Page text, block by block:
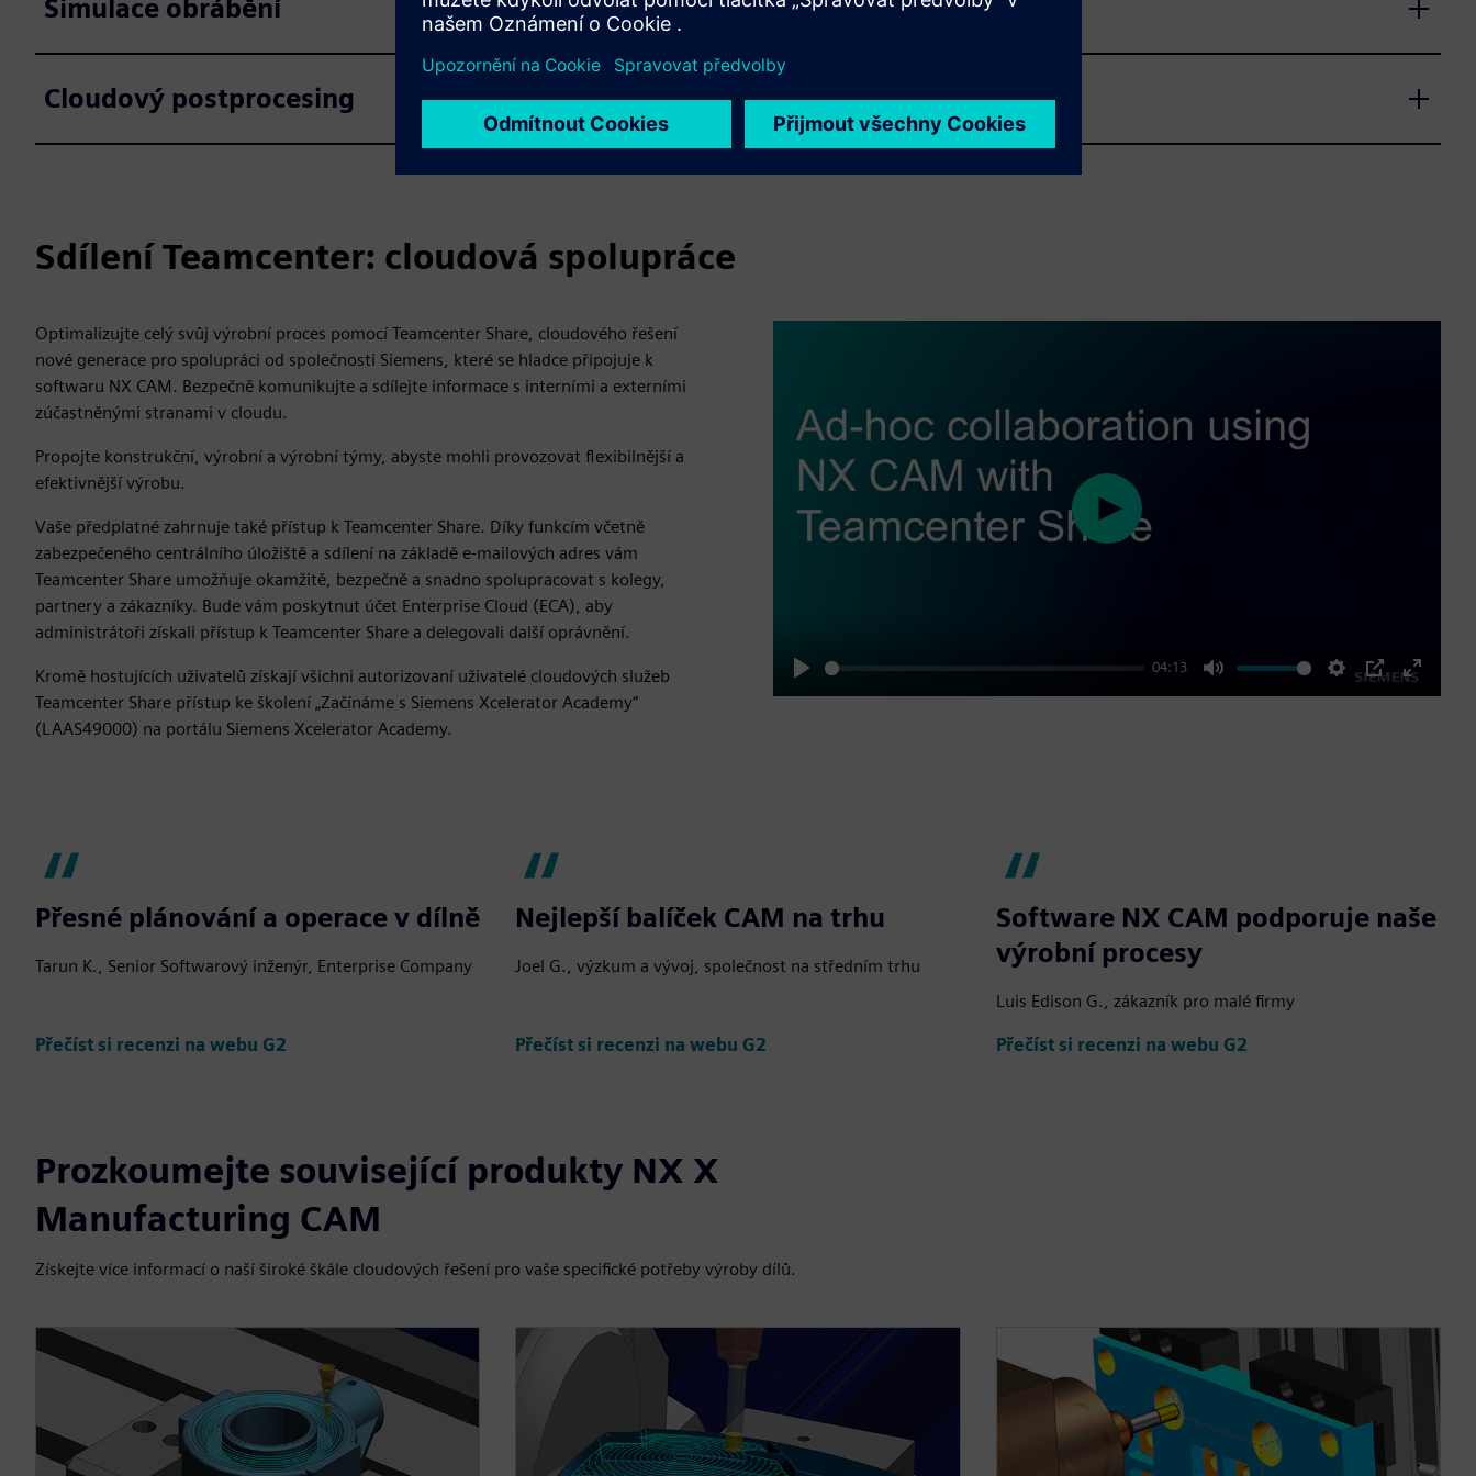
Simulace obrábění
Cloudový postprocesing
Sdílení Teamcenter: cloudová spolupráce
Optimalizujte celý svůj výrobní proces pomocí Teamcenter Share, cloudového řešení
nové generace pro spolupráci od společnosti Siemens, které se hladce připojuje k
softwaru NX CAM. Bezpečně komunikujte a sdílejte informace s interními a externími
zúčastněnými stranami v cloudu.
Propojte konstrukční, výrobní a výrobní týmy, abyste mohli provozovat flexibilnější a
efektivnější výrobu.
Vaše předplatné zahrnuje také přístup k Teamcenter Share. Díky funkcím včetně
zabezpečeného centrálního úložiště a sdílení na základě e-mailových adres vám
Teamcenter Share umožňuje okamžitě, bezpečně a snadno spolupracovat s kolegy,
partnery a zákazníky. Bude vám poskytnut účet Enterprise Cloud (ECA), aby
administrátoři získali přístup k Teamcenter Share a delegovali další oprávnění.
Kromě hostujících uživatelů získají všichni autorizovaní uživatelé cloudových služeb
Teamcenter Share přístup ke školení „Začínáme s Siemens Xcelerator Academy“
(LAAS49000) na portálu Siemens Xcelerator Academy.
Play
04:13
Mute Settings
PIP
Enter
Play
Přesné plánování a operace v dílně
Tarun K., Senior Softwarový inženýr, Enterprise Company
Přečíst si recenzi na webu G2
Nejlepší balíček CAM na trhu
Joel G., výzkum a vývoj, společnost na středním trhu
Přečíst si recenzi na webu G2
Software NX CAM podporuje naše
výrobní procesy
Luis Edison G., zákazník pro malé firmy
Přečíst si recenzi na webu G2
Prozkoumejte související produkty NX X
Manufacturing CAM
Získejte více informací o naší široké škále cloudových řešení pro vaše specifické potřeby výroby dílů.